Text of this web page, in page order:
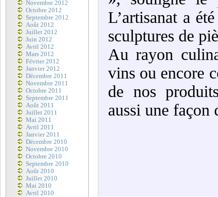
Novembre 2012
Octobre 2012
Septembre 2012
Août 2012
Juillet 2012
Juin 2012
Avril 2012
Mars 2012
Février 2012
Janvier 2012
Décembre 2011
Novembre 2011
Octobre 2011
Septembre 2011
Août 2011
Juillet 2011
Mai 2011
Avril 2011
Janvier 2011
Décembre 2010
Novembre 2010
Octobre 2010
Septembre 2010
Août 2010
Juillet 2010
Mai 2010
Avril 2010
L’artisanat a
sculptures de
Au rayon
vins ou encore
de nos
aussi une